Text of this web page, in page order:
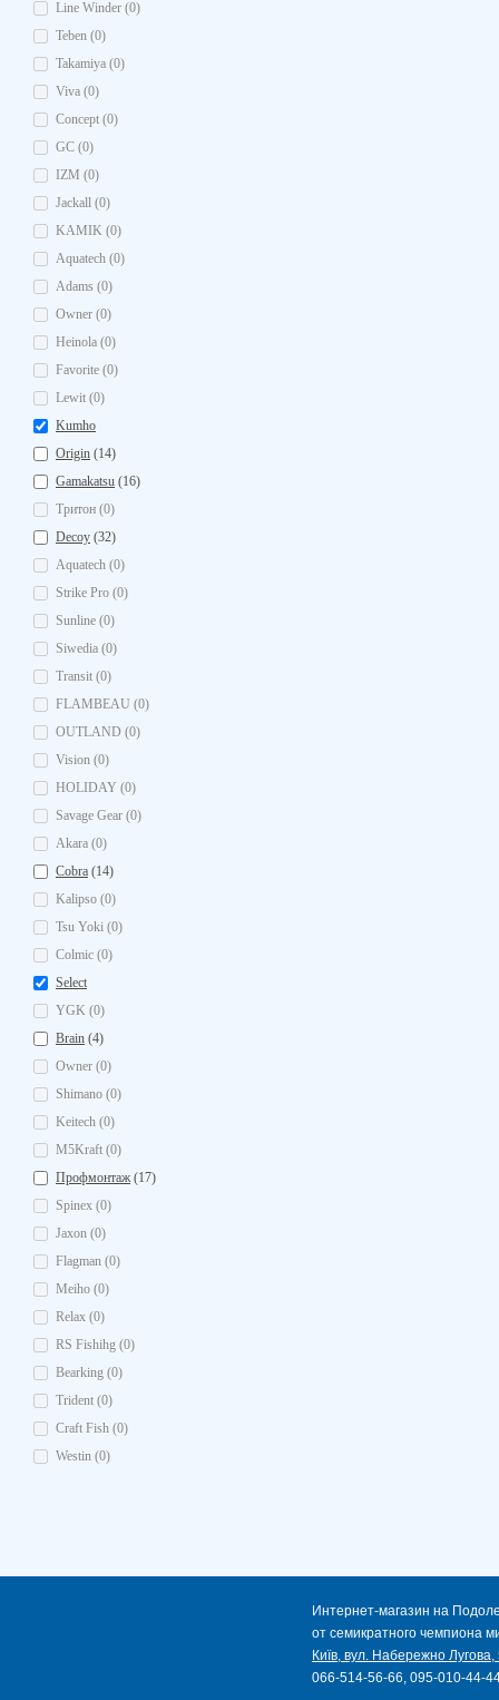
Line Winder (0)
Teben (0)
Takamiya (0)
Viva (0)
Concept (0)
GC (0)
IZM (0)
Jackall (0)
KAMIK (0)
Aquatech (0)
Adams (0)
Owner (0)
Heinola (0)
Favorite (0)
Lewit (0)
Kumho
Origin (14)
Gamakatsu (16)
Тритон (0)
Decoy (32)
Aquatech (0)
Strike Pro (0)
Sunline (0)
Siwedia (0)
Transit (0)
FLAMBEAU (0)
OUTLAND (0)
Vision (0)
HOLIDAY (0)
Savage Gear (0)
Akara (0)
Cobra (14)
Kalipso (0)
Tsu Yoki (0)
Colmic (0)
Select
YGK (0)
Brain (4)
Owner (0)
Shimano (0)
Keitech (0)
M5Kraft (0)
Профмонтаж(17)
Spinex (0)
Jaxon (0)
Flagman (0)
Meiho (0)
Relax (0)
RS Fishihg (0)
Bearking (0)
Trident (0)
Craft Fish (0)
Westin (0)
Интернет-магазин на
от семикратного чемпиона
Київ, вул. Набережно Лугова,
066-514-56-66, 095-010-44-